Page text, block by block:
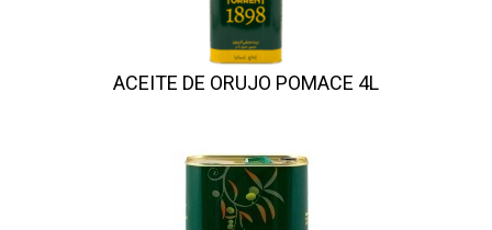
ACEITE DE ORUJO POMACE 4L